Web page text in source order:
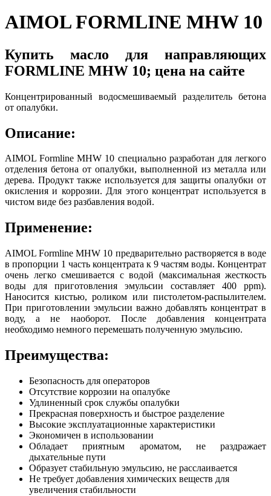
AIMOL FORMLINE MHW 10
Купить масло для направляющих
FORMLINE MHW 10; цена на сайте
Концентрированный водосмешиваемый разделитель бетона
от опалубки.
Описание:
AIMOL Formline MHW 10 специально разработан для легкого
отделения бетона от опалубки, выполненной из металла или
дерева. Продукт также используется для защиты опалубки от
окисления и коррозии. Для этого концентрат используется в
чистом виде без разбавления водой.
Применение:
AIMOL Formline MHW 10 предварительно растворяется в воде
в пропорции 1 часть концентрата к 9 частям воды. Концентрат
очень легко смешивается с водой (максимальная жесткость
воды для приготовления эмульсии составляет 400 ppm).
Наносится кистью, роликом или пистолетом-распылителем.
При приготовлении эмульсии важно добавлять концентрат в
воду, а не наоборот. После добавления концентрата
необходимо немного перемешать полученную эмульсию.
Преимущества:
Безопасность для операторов
Отсутствие коррозии на опалубке
Удлиненный срок службы опалубки
Прекрасная поверхность и быстрое разделение
Высокие эксплуатационные характеристики
Экономичен в использовании
Обладает приятным ароматом, не раздражает
дыхательные пути
Образует стабильную эмульсию, не расслаивается
Не требует добавления химических веществ для
увеличения стабильности